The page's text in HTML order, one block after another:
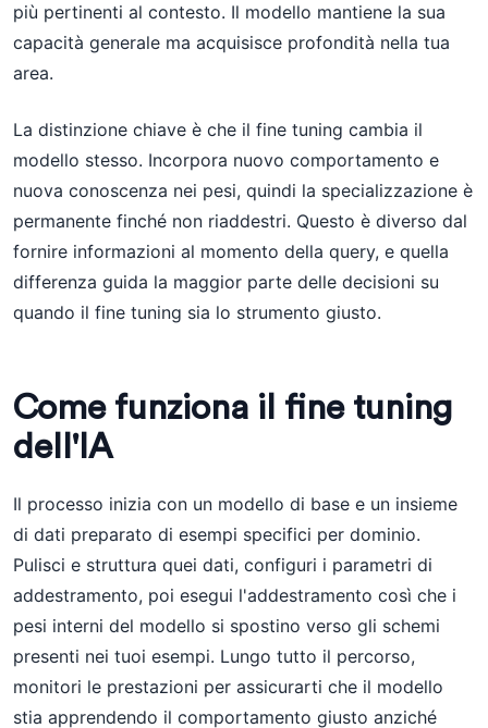
più pertinenti al contesto. Il modello mantiene la sua
capacità generale ma acquisisce profondità nella tua
area.
La distinzione chiave è che il fine tuning cambia il
modello stesso. Incorpora nuovo comportamento e
nuova conoscenza nei pesi, quindi la specializzazione è
permanente finché non riaddestri. Questo è diverso dal
fornire informazioni al momento della query, e quella
differenza guida la maggior parte delle decisioni su
quando il fine tuning sia lo strumento giusto.
Come funziona il fine tuning
dell'IA
Il processo inizia con un modello di base e un insieme
di dati preparato di esempi specifici per dominio.
Pulisci e struttura quei dati, configuri i parametri di
addestramento, poi esegui l'addestramento così che i
pesi interni del modello si spostino verso gli schemi
presenti nei tuoi esempi. Lungo tutto il percorso,
monitori le prestazioni per assicurarti che il modello
stia apprendendo il comportamento giusto anziché